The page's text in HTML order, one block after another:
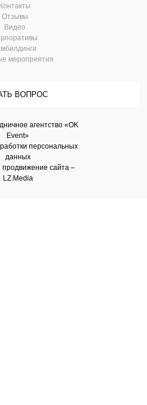
Контакты
Отзывы
Видео
мероприятия
ВОПРОС
агентство «OK
Event»
персональных
данных
сайта –
LZ.Media